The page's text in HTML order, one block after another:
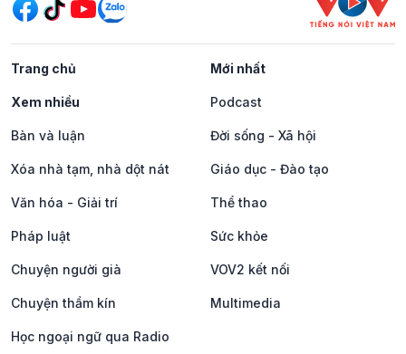
Trang chủ Mới nhất
Xem nhiều Podcast
Bàn và luận Đời sống - Xã hội
Xóa nhà tạm, nhà dột nát Giáo dục - Đào tạo
Văn hóa - Giải trí Thể thao
Pháp luật Sức khỏe
Chuyện người già VOV2 kết nối
Chuyện thầm kín Multimedia
Học ngoại ngữ qua Radio